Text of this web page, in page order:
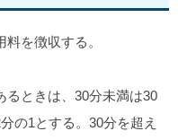
を徴収する。
るときは、30分未満は30
の1とする。30分を超え